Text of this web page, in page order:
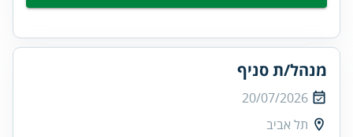
מנהל/ת סניף
20/07/2026
תל אביב